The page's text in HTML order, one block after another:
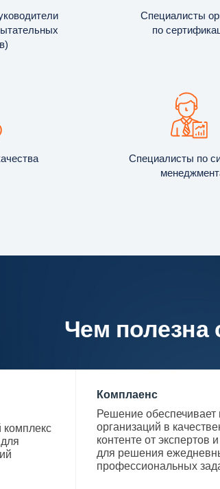
Специалисты
по
Специалисты по
Чем полезна
Комплаенс
Решение обеспечивает
организаций в
контенте от экспертов
для решения
профессиональных